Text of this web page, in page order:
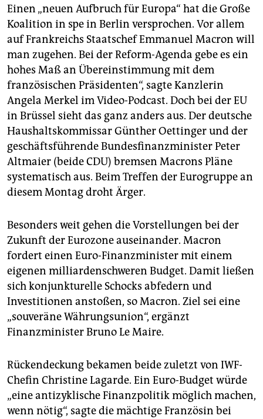
unterstützen
abo
genossenschaft
epaper login
Einen „neuen Aufbruch für Europa“ hat die Große
Koalition in spe in Berlin versprochen. Vor allem
auf Frankreichs Staatschef Emmanuel Macron will
man zugehen. Bei der Reform-Agenda gebe es ein
hohes Maß an Übereinstimmung mit dem
französischen Präsidenten“, sagte Kanzlerin
Angela Merkel im Video-Podcast. Doch bei der EU
in Brüssel sieht das ganz anders aus. Der deutsche
Haushaltskommissar Günther Oettinger und der
geschäftsführende Bundesfinanzminister Peter
Altmaier (beide CDU) bremsen Macrons Pläne
systematisch aus. Beim Treffen der Eurogruppe an
diesem Montag droht Ärger.
Besonders weit gehen die Vorstellungen bei der
Zukunft der Eurozone auseinander. Macron
fordert einen Euro-Finanzminister mit einem
eigenen milliardenschweren Budget. Damit ließen
sich konjunkturelle Schocks abfedern und
Investitionen anstoßen, so Macron. Ziel sei eine
„souveräne Währungsunion“, ergänzt
Finanzminister Bruno Le Maire.
Rückendeckung bekamen beide zuletzt von IWF-
Chefin Christine Lagarde. Ein Euro-Budget würde
„eine antizyklische Finanzpolitik möglich machen,
wenn nötig“, sagte die mächtige Französin bei